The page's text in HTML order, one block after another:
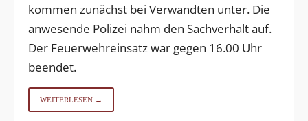
kommen zunächst bei Verwandten unter. Die
anwesende Polizei nahm den Sachverhalt auf.
Der Feuerwehreinsatz war gegen 16.00 Uhr
beendet.
WEITERLESEN →